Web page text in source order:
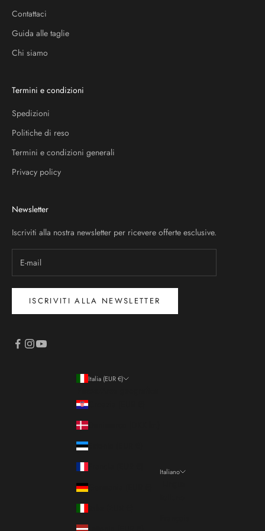
Contattaci
Guida alle taglie
Chi siamo
Termini e condizioni
Spedizioni
Politiche di reso
Termini e condizioni generali
Privacy policy
Newsletter
Iscriviti alla nostra newsletter per ricevere offerte esclusive.
ISCRIVITI ALLA NEWSLETTER
Italia (EUR €)
Croazia (EUR €)
Danimarca (DKK kr.)
Estonia (EUR €)
Francia (EUR €)
Germania (EUR €)
Italia (EUR €)
Lettonia (EUR €)
Italiano